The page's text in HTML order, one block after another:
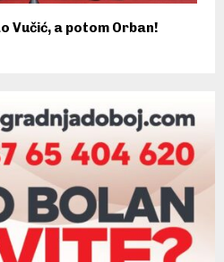
Vučić, a potom Orban!